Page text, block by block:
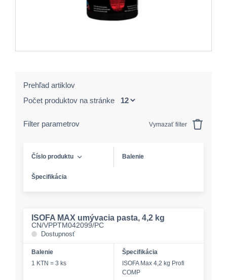
Prehľad artiklov
Počet produktov na stránke
Filter parametrov Vymazať filter
Číslo produktu Balenie
Špecifikácia
ISOFA MAX umývacia pasta, 4,2 kg
CN/VPPTM042099/PC
Dostupnosť
Balenie
1 KTN = 3 ks
Špecifikácia
ISOFA Max 4,2 kg Profi
COMP